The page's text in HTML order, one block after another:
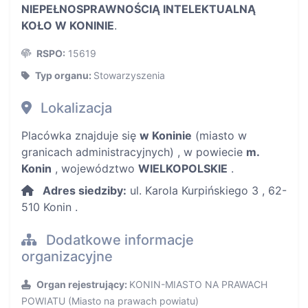
NIEPEŁNOSPRAWNOŚCIĄ INTELEKTUALNĄ
KOŁO W KONINIE.
RSPO: 15619
Typ organu: Stowarzyszenia
Lokalizacja
Placówka znajduje się w Koninie (miasto w
granicach administracyjnych) , w powiecie m.
Konin , województwo WIELKOPOLSKIE .
Adres siedziby: ul. Karola Kurpińskiego 3 , 62-
510 Konin .
Dodatkowe informacje
organizacyjne
Organ rejestrujący: KONIN-MIASTO NA PRAWACH
POWIATU (Miasto na prawach powiatu)